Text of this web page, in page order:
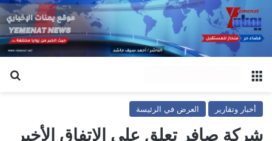
أخبار وتقارير العرض في الرئيسة
شركة صافر تعلق على الاتفاق الأخير